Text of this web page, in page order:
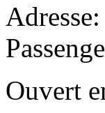
Ouvert